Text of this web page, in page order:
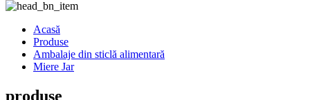
Acasă
Produse
Ambalaje din sticlă alimentară
Miere Jar
produse